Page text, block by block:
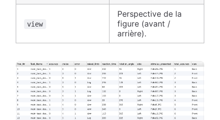
view
Perspective de la
figure (avant /
arrière).